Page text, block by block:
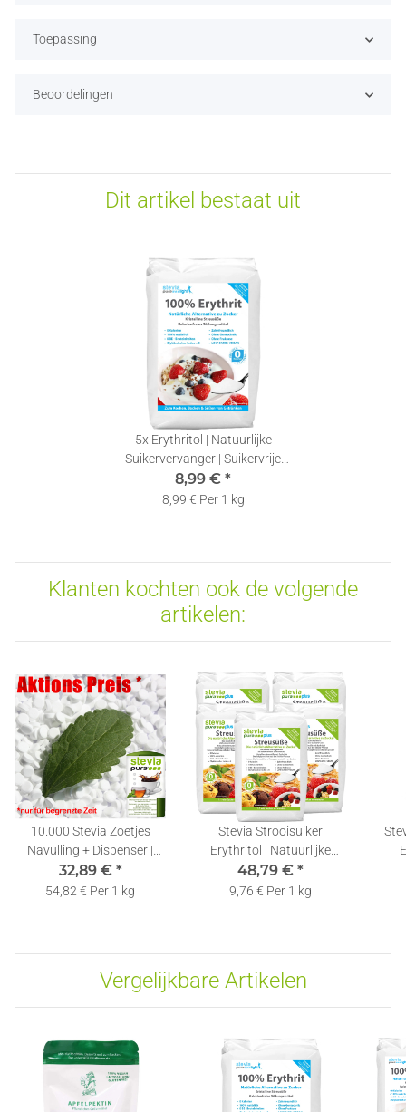
Toepassing
Beoordelingen
Dit artikel bestaat uit
5x Erythritol | Natuurlijke
Suikervervanger | Suikervrije
Zoetstof | Calorievrij | 1 kg
8,99 € *
8,99 € Per 1 kg
Klanten kochten ook de volgende
artikelen:
10.000 Stevia Zoetjes
Navulling + Dispenser |
Tabletjes |
Zoetstoftabletten
32,89 € *
54,82 € Per 1 kg
Stevia Strooisuiker
Erythritol | Natuurlijke
Suikervervanger |
Kristallijne Stevia Zoetstof |
48,79 € *
9,76 € Per 1 kg
Vergelijkbare Artikelen